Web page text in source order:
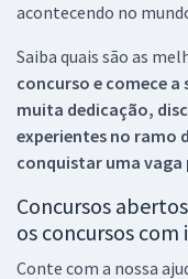
acontecendo no
Saiba quais são as
concurso e comece
muita dedicação,
experientes no ramo
conquistar uma vaga
Concursos
os concursos
Conte com a nossa